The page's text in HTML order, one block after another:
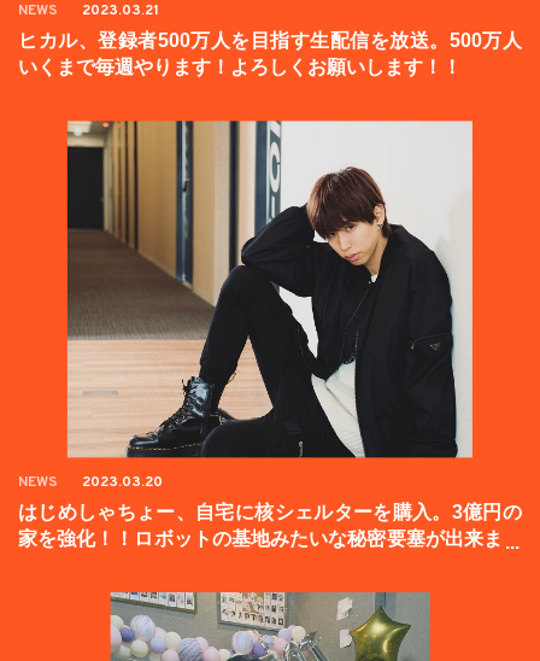
NEWS 2023.03.21
ヒカル、登録者500万人を目指す生配信を放送。500万人
いくまで毎週やります！よろしくお願いします！！
NEWS 2023.03.20
はじめしゃちょー、自宅に核シェルターを購入。3億円の
家を強化！！ロボットの基地みたいな秘密要塞が出来まし